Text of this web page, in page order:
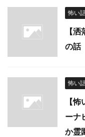
怖い
【
の話
怖い
【
ーナ
か霊